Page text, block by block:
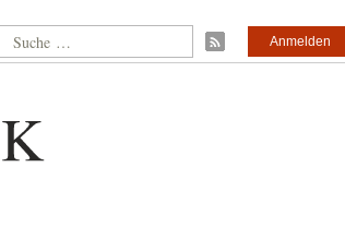
nach: Anmelden